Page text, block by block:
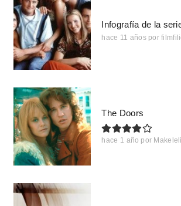
Infografía de la
hace 11 años por
The Doors
hace 1 año por